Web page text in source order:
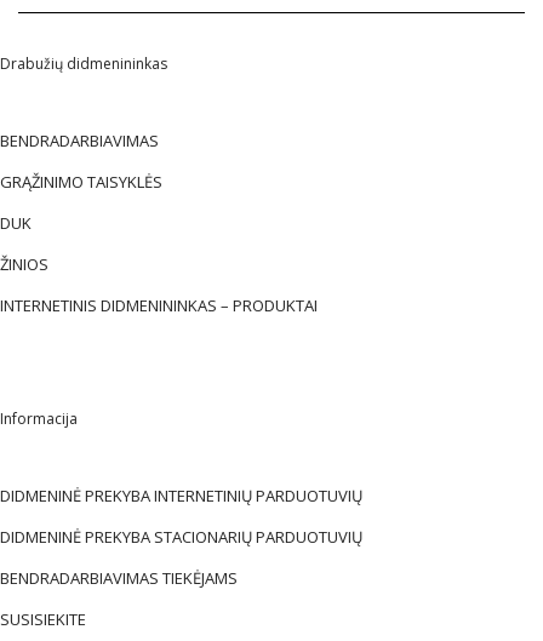
Drabužių didmenininkas
BENDRADARBIAVIMAS
GRĄŽINIMO TAISYKLĖS
DUK
ŽINIOS
INTERNETINIS DIDMENININKAS – PRODUKTAI
Informacija
DIDMENINĖ PREKYBA INTERNETINIŲ PARDUOTUVIŲ
DIDMENINĖ PREKYBA STACIONARIŲ PARDUOTUVIŲ
BENDRADARBIAVIMAS TIEKĖJAMS
SUSISIEKITE